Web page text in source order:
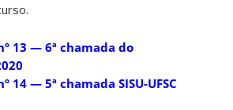
13 — 6ª chamada do
14 — 5ª chamada SISU-UFSC